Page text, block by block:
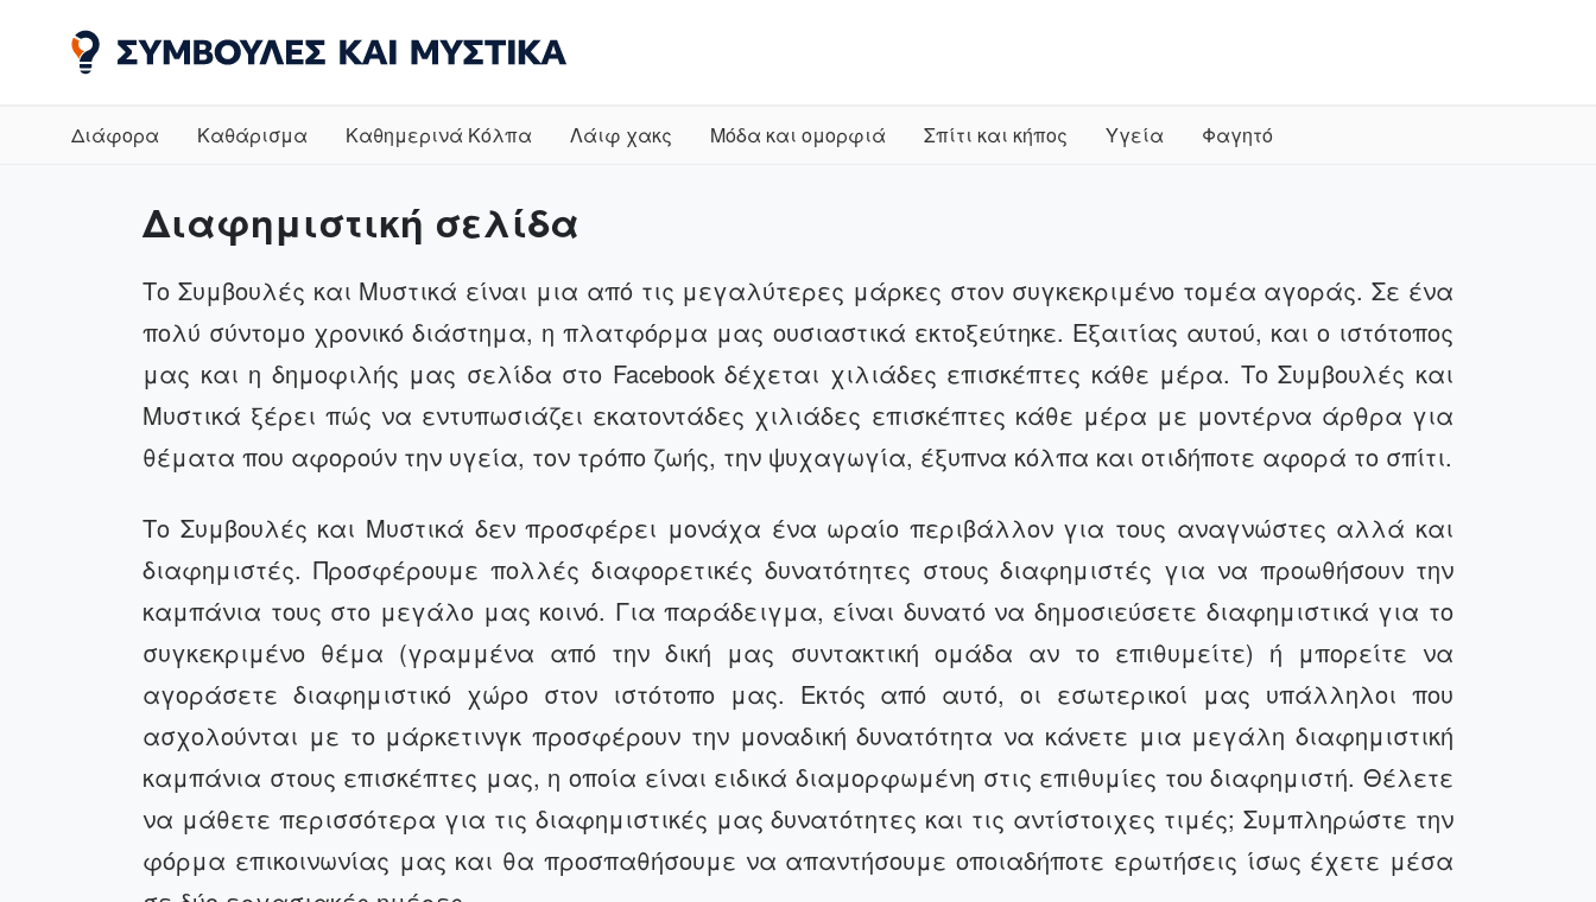
Διάφορα Καθάρισμα Καθημερινά Κόλπα Λάιφ χακς Μόδα και ομορφιά Σπίτι και κήπος Υγεία Φαγητό
Διαφημιστική σελίδα
Το Συμβουλές και Μυστικά είναι μια από τις μεγαλύτερες μάρκες στον συγκεκριμένο τομέα αγοράς. Σε ένα
πολύ σύντομο χρονικό διάστημα, η πλατφόρμα μας ουσιαστικά εκτοξεύτηκε. Εξαιτίας αυτού, και ο ιστότοπος
μας και η δημοφιλής μας σελίδα στο Facebookδέχεται χιλιάδες επισκέπτες κάθε μέρα. Το Συμβουλές και
Μυστικά ξέρει πώς να εντυπωσιάζει εκατοντάδες χιλιάδες επισκέπτες κάθε μέρα με μοντέρνα άρθρα για
θέματα που αφορούν την υγεία, τον τρόπο ζωής, την ψυχαγωγία, έξυπνα κόλπα και οτιδήποτε αφορά το σπίτι.
Το Συμβουλές και Μυστικά δεν προσφέρει μονάχα ένα ωραίο περιβάλλον για τους αναγνώστες αλλά και
διαφημιστές. Προσφέρουμε πολλές διαφορετικές δυνατότητες στους διαφημιστές για να προωθήσουν την
καμπάνια τους στο μεγάλο μας κοινό. Για παράδειγμα, είναι δυνατό να δημοσιεύσετε διαφημιστικά για το
συγκεκριμένο θέμα (γραμμένα από την δική μας συντακτική ομάδα αν το επιθυμείτε) ή μπορείτε να
αγοράσετε διαφημιστικό χώρο στον ιστότοπο μας. Εκτός από αυτό, οι εσωτερικοί μας υπάλληλοι που
ασχολούνται με το μάρκετινγκ προσφέρουν την μοναδική δυνατότητα να κάνετε μια μεγάλη διαφημιστική
καμπάνια στους επισκέπτες μας, η οποία είναι ειδικά διαμορφωμένη στις επιθυμίες του διαφημιστή. Θέλετε
να μάθετε περισσότερα για τις διαφημιστικές μας δυνατότητες και τις αντίστοιχες τιμές; Συμπληρώστε την
φόρμα επικοινωνίας μας και θα προσπαθήσουμε να απαντήσουμε οποιαδήποτε ερωτήσεις ίσως έχετε μέσα